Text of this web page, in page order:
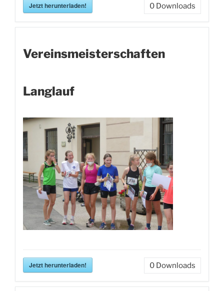
Jetzt herunterladen! 0 Downloads
Vereinsmeisterschaften
Langlauf
Jetzt herunterladen! 0 Downloads